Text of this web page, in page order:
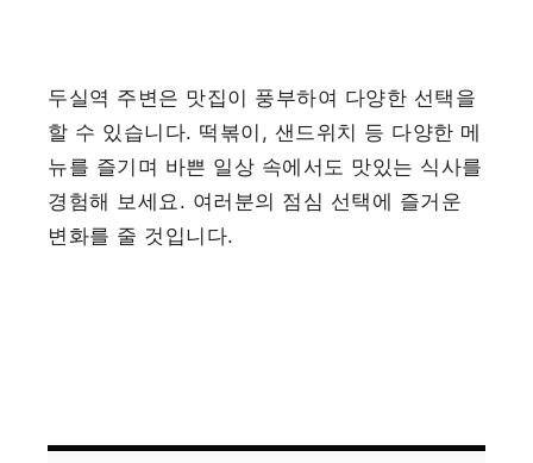
두실역 주변은 맛집이 풍부하여 다양한 선택을
할 수 있습니다. 떡볶이, 샌드위치 등 다양한 메
뉴를 즐기며 바쁜 일상 속에서도 맛있는 식사를
경험해 보세요. 여러분의 점심 선택에 즐거운
변화를 줄 것입니다.